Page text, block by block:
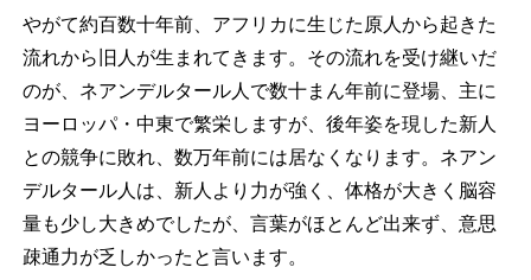
やがて約百数十年前、アフリカに生じた原人から起きた
流れから旧人が生まれてきます。その流れを受け継いだ
のが、ネアンデルタール人で数十まん年前に登場、主に
ヨーロッパ・中東で繁栄しますが、後年姿を現した新人
との競争に敗れ、数万年前には居なくなります。ネアン
デルタール人は、新人より力が強く、体格が大きく脳容
量も少し大きめでしたが、言葉がほとんど出来ず、意思
疎通力が乏しかったと言います。